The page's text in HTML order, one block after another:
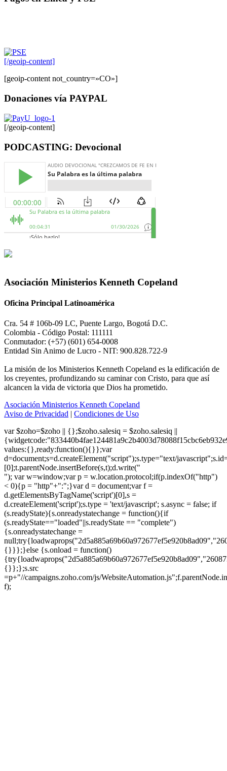
[/geoip-content]
[geoip-content not_country=»CO»]
Donaciones vía PAYPAL
[/geoip-content]
PODCASTING: Devocional
Asociación Ministerios Kenneth Copeland
Oficina Principal Latinoamérica
Cra. 54 # 106b-09 LC, Puente Largo, Bogotá D.C.
Colombia - Código Postal: 111111
Conmutador: (+57) (601) 654-0008
Entidad Sin Animo de Lucro - NIT: 900.828.722-9
La misión de los Ministerios Kenneth Copeland es la edificación de
los creyentes, profundizando su caminar con Cristo, para que así
alcancen la vida de victoria que Dios ha prometido.
Asociación Ministerios Kenneth Copeland
Aviso de Privacidad | Condiciones de Uso
var $zoho=$zoho || {};$zoho.salesiq = $zoho.salesiq ||
values:{},ready:function(){}};var
d=document;s=d.createElement("script");s.type="text/
[0];t.parentNode.insertBefore(s,t);d.write("
"); var w=window;var p = w.location.protocol;if(p.indexOf("http")
< 0){p = "http"+":";}var d = document;var f =
d.getElementsByTagName('script')[0],s =
d.createElement('script');s.type = 'text/javascript'; s.async = false; if
(s.readyState){s.onreadystatechange = function(){if
(s.readyState=="loaded"||s.readyState == "complete")
{s.onreadystatechange =
{}}};}else {s.onload = function()
{}};};s.src
=p+"//campaigns.zoho.com/js/
f);